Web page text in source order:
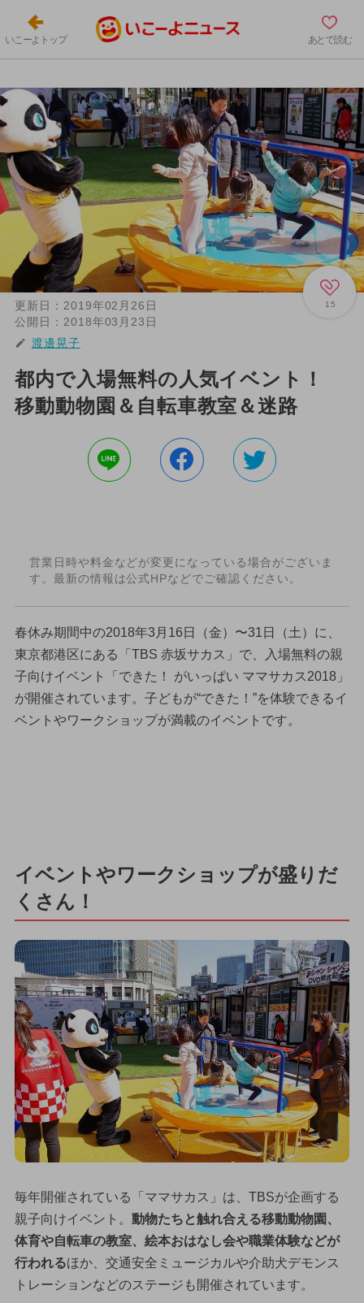
いこーよトップ あとで読む
15
更新日： 2019年02月26日
公開日： 2018年03月23日
渡邊晃子
都内で入場無料の人気イベント！
移動動物園＆自転車教室＆迷路
営業日時や料金などが変更になっている場合がございま
す。最新の情報は公式HPなどでご確認ください。
春休み期間中の2018年3月16日（金）〜31日（土）に、
東京都港区にある「TBS 赤坂サカス」で、入場無料の親
子向けイベント「できた！ がいっぱい ママサカス2018」
が開催されています。子どもが“できた！”を体験できるイ
ベントやワークショップが満載のイベントです。
イベントやワークショップが盛りだ
くさん！
毎年開催されている「ママサカス」は、TBSが企画する
親子向けイベント。 動物たちと触れ合える移動動物園、
体育や自転車の教室、絵本おはなし会や職業体験などが
行われるほか、交通安全ミュージカルや介助犬デモンス
トレーションなどのステージも開催されています。